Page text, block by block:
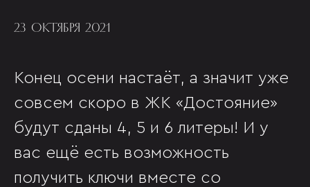
23 ОКТЯБРЯ 2021
Конец осени настаёт, а значит уже
совсем скоро в ЖК «Достояние»
будут сданы 4, 5 и 6 литеры! И у
вас ещё есть возможность
получить ключи вместе со